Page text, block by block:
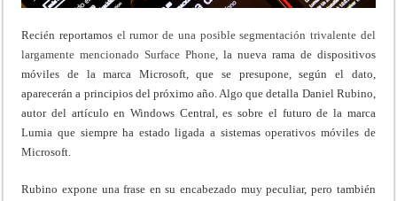
Recién reportamos el rumor de una posible segmentación trivalente del
largamente mencionado Surface Phone, la nueva rama de dispositivos
móviles de la marca Microsoft, que se presupone, según el dato,
aparecerán a principios del próximo año. Algo que detalla Daniel Rubino,
autor del artículo en Windows Central, es sobre el futuro de la marca
Lumia que siempre ha estado ligada a sistemas operativos móviles de
Microsoft.
Rubino expone una frase en su encabezado muy peculiar, pero también